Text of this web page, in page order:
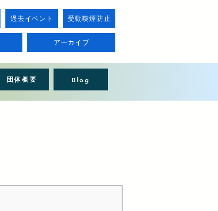
過去イベント 受動喫煙防止
アーカイブ
団体概要 Blog